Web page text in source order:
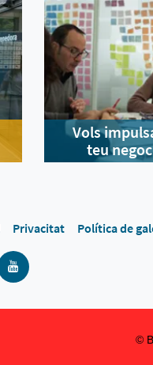
Vols
teu
Privacitat Política de
©